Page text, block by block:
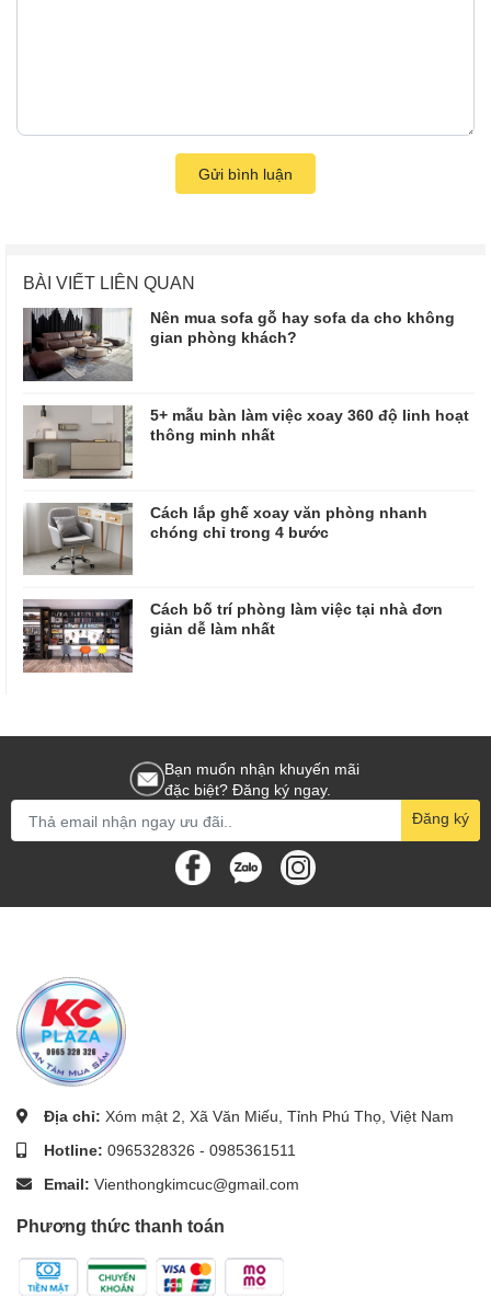
Gửi bình luận
BÀI VIẾT LIÊN QUAN
Nên mua sofa gỗ hay sofa da cho không
gian phòng khách?
5+ mẫu bàn làm việc xoay 360 độ linh hoạt
thông minh nhất
Cách lắp ghế xoay văn phòng nhanh
chóng chỉ trong 4 bước
Cách bố trí phòng làm việc tại nhà đơn
giản dễ làm nhất
Bạn muốn nhận khuyến mãi
đặc biệt? Đăng ký ngay.
Đăng ký
Địa chỉ: Xóm mật 2, Xã Văn Miếu, Tỉnh Phú Thọ, Việt Nam
Hotline: 0965328326 - 0985361511
Email: Vienthongkimcuc@gmail.com
Phương thức thanh toán